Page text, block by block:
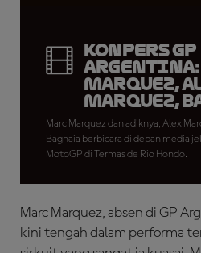
Konpers GP
Argentina:
Marquez,
Marquez,
Marc Marquez dan adiknya, Alex
Bagnaia berbicara di depan media
MotoGP di Termas de Rio Hondo.
Marc Marquez, absen di GP
kini tengah dalam performa